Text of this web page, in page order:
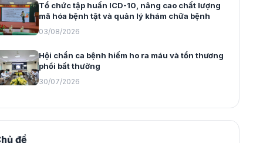
Tổ chức tập huấn ICD-10, nâng cao chất lượng
mã hóa bệnh tật và quản lý khám chữa bệnh
03/08/2026
Hội chẩn ca bệnh hiếm ho ra máu và tổn thương
phổi bất thường
30/07/2026
đề